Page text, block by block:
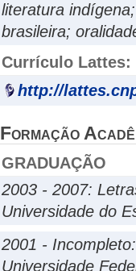
literatura
brasileira;
Currículo Lattes:
http://
Formação
GRADUAÇÃO
2003 - 2007:
Universidade do
2001 -
Universidade